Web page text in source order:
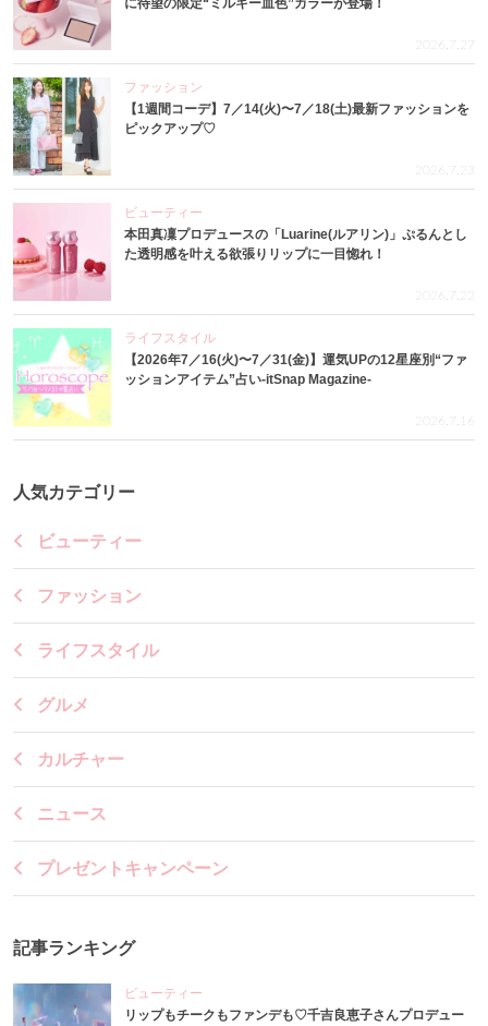
に待望の限定“ミルキー血色”カラーが登場！
2026.7.27
ファッション
【1週間コーデ】7／14(火)〜7／18(土)最新ファッションを
ピックアップ♡
2026.7.23
ビューティー
本田真凜プロデュースの「Luarine(ルアリン)」ぷるんとし
た透明感を叶える欲張りリップに一目惚れ！
2026.7.22
ライフスタイル
【2026年7／16(火)〜7／31(金)】運気UPの12星座別“ファ
ッションアイテム”占い-itSnap Magazine-
2026.7.16
人気カテゴリー
ビューティー
ファッション
ライフスタイル
グルメ
カルチャー
ニュース
プレゼントキャンペーン
記事ランキング
ビューティー
リップもチークもファンデも♡千吉良恵子さんプロデュー